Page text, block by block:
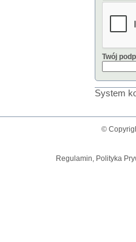
Twój
System
©
Regulamin, Polityka